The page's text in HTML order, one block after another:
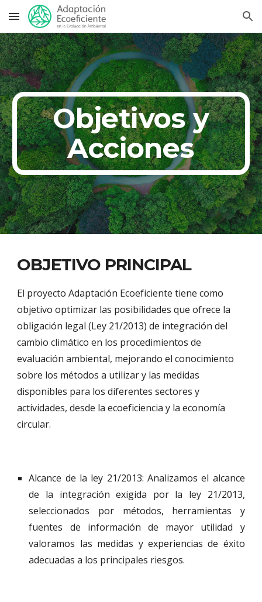
Skip to main content Skip to navigation
Objetivos y
Acciones
OBJETIVO PRINCIPAL
El proyecto Adaptación Ecoeficiente tiene como
objetivo optimizar las posibilidades que ofrece la
obligación legal (Ley 21/2013) de integración del
cambio climático en los procedimientos de
evaluación ambiental, mejorando el conocimiento
sobre los métodos a utilizar y las medidas
disponibles para los diferentes sectores y
actividades, desde la ecoeficiencia y la economía
circular.
Alcance de la ley 21/2013: Analizamos el alcance
de la integración exigida por la ley 21/2013,
seleccionados por métodos, herramientas y
fuentes de información de mayor utilidad y
valoramos las medidas y experiencias de éxito
adecuadas a los principales riesgos.